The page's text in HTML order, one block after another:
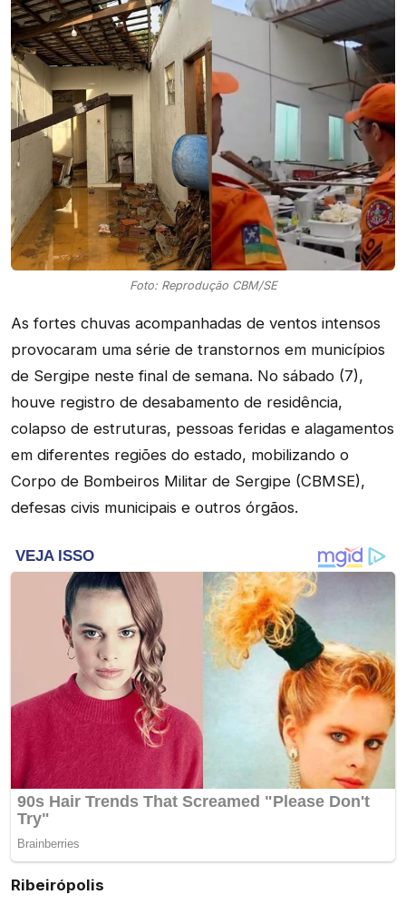
Foto: Reprodução CBM/SE
As fortes chuvas acompanhadas de ventos intensos
provocaram uma série de transtornos em municípios
de Sergipe neste final de semana. No sábado (7),
houve registro de desabamento de residência,
colapso de estruturas, pessoas feridas e alagamentos
em diferentes regiões do estado, mobilizando o
Corpo de Bombeiros Militar de Sergipe (CBMSE),
defesas civis municipais e outros órgãos.
Ribeirópolis